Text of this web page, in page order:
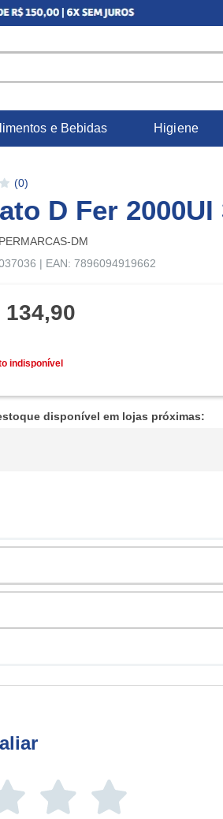
e Bebidas Higiene
(0)
D Fer
DM
| EAN: 7896094919662
134,90
indisponível
disponível em lojas próximas: